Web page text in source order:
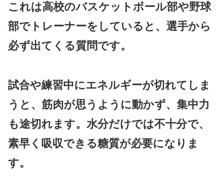
これは高校のバスケットボール部や野球
部でトレーナーをしていると、選手から
必ず出てくる質問です。
試合や練習中にエネルギーが切れてしま
うと、筋肉が思うように動かず、集中力
も途切れます。水分だけでは不十分で、
素早く吸収できる糖質が必要になりま
す。